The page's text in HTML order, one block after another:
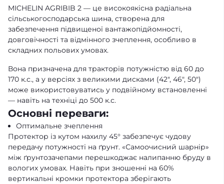
MICHELIN AGRIBIB 2 — це високоякісна радіальна
сільськогосподарська шина, створена для
забезпечення підвищеної вантажопідйомності,
довговічності та відмінного зчеплення, особливо в
складних польових умовах.
Вона призначена для тракторів потужністю від 60 до
170 к.с., а у версіях з великими дисками (42″, 46″, 50″)
може використовуватись у подвійному встановленні
— навіть на техніці до 500 к.с.
Основні переваги:
Оптимальне зчеплення
Протектор із кутом нахилу 45° забезпечує чудову
передачу потужності на ґрунт. «Самоочисний шарнір»
між ґрунтозачепами перешкоджає налипанню бруду в
вологих умовах. Навіть при зношенні на 60%
вертикальні кромки протектора зберігають